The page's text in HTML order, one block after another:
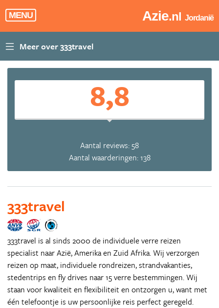
MENU Azie.nl Jordanië
8,8
Aantal reviews: 58
Aantal waarderingen: 138
333travel
333travel is al sinds 2000 de individuele verre reizen
specialist naar Azië, Amerika en Zuid Afrika. Wij verzorgen
reizen op maat, individuele rondreizen, strandvakanties,
stedentrips en fly drives naar 15 verre bestemmingen. Wij
staan voor kwaliteit en flexibiliteit en ontzorgen u, want met
één telefoontje is uw persoonlijke reis perfect geregeld.